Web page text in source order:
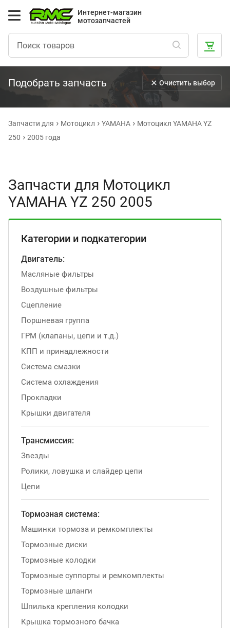
Интернет-магазин
мотозапчастей
Подобрать запчасть Очистить выбор
Запчасти для Мотоцикл YAMAHA
Мотоцикл YAMAHA YZ
250
2005 года
Запчасти для Мотоцикл
YAMAHA YZ 250 2005
Категории и подкатегории
Двигатель:
Масляные фильтры
Воздушные фильтры
Сцепление
Поршневая группа
ГРМ (клапаны, цепи и т.д.)
КПП и принадлежности
Система смазки
Система охлаждения
Прокладки
Крышки двигателя
Трансмиссия:
Звезды
Ролики, ловушка и слайдер цепи
Цепи
Тормозная система:
Машинки тормоза и ремкомплекты
Тормозные диски
Тормозные колодки
Тормозные суппорты и ремкомплекты
Тормозные шланги
Шпилька крепления колодки
Крышка тормозного бачка